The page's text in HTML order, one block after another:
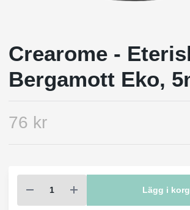
Crearome -
Bergamott Eko,
76 kr
Lägg i